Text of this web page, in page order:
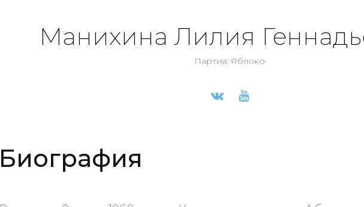
Манихина Лилия
Партия: Яблоко
Биография